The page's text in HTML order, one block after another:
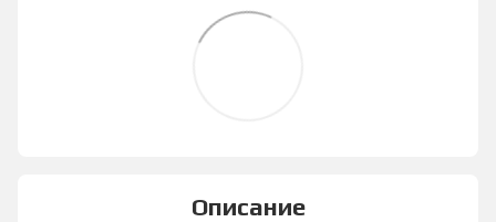
Описание